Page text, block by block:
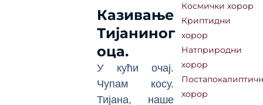
Казивање
Тијаниног
оца.
У кући очај.
Чупам косу.
Тијана, наше
Космички хорор
Криптидни
хорор
Натприродни
хорор
хорор